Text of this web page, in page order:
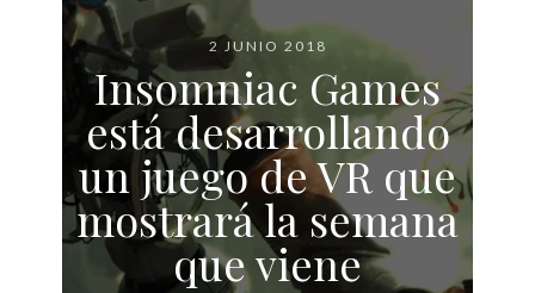
2 JUNIO 2018
Insomniac Games
está desarrollando
un juego de VR que
mostrará la semana
que viene